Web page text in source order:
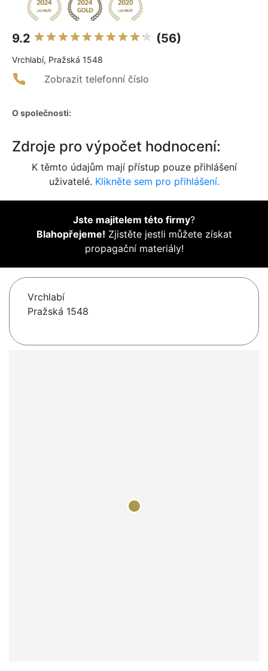
9.2 (56)
Vrchlabí, Pražská 1548
Zobrazit telefonní číslo
O společnosti:
Zdroje pro výpočet hodnocení:
K těmto údajům mají přístup pouze přihlášení
uživatelé. Klikněte sem pro přihlášení.
Jste majitelem této firmy?
Blahopřejeme! Zjistěte jestli můžete získat
propagační materiály!
Vrchlabí
Pražská 1548